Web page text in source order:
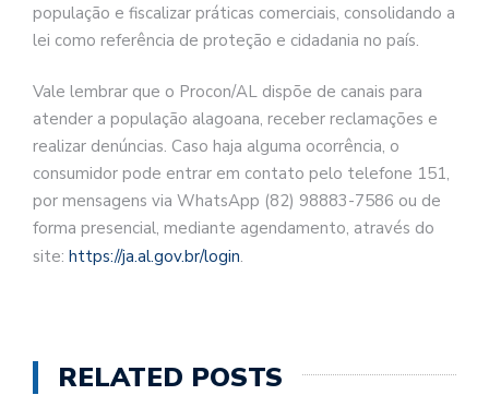
população e fiscalizar práticas comerciais, consolidando a
lei como referência de proteção e cidadania no país.
Vale lembrar que o Procon/AL dispõe de canais para
atender a população alagoana, receber reclamações e
realizar denúncias. Caso haja alguma ocorrência, o
consumidor pode entrar em contato pelo telefone 151,
por mensagens via WhatsApp (82) 98883-7586 ou de
forma presencial, mediante agendamento, através do
site: https://ja.al.gov.br/login.
RELATED POSTS